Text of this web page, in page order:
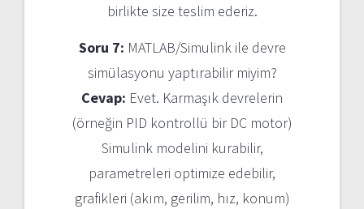
birlikte size teslim ederiz.
Soru 7: MATLAB/Simulink ile devre
simülasyonu yaptırabilir miyim?
Cevap: Evet. Karmaşık devrelerin
(örneğin PID kontrollü bir DC motor)
Simulink modelini kurabilir,
parametreleri optimize edebilir,
grafikleri (akım, gerilim, hız, konum)